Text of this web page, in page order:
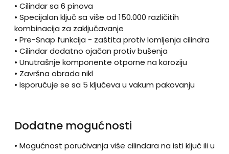
• Cilindar sa 6 pinova
• Specijalan ključ sa više od 150.000 različitih
kombinacija za zaključavanje
• Pre-Snap funkcija - zaštita protiv lomljenja cilindra
• Cilindar dodatno ojačan protiv bušenja
• Unutrašnje komponente otporne na koroziju
• Završna obrada nikl
• Isporučuje se sa 5 ključeva u vakum pakovanju
Dodatne mogućnosti
• Mogućnost poručivanja više cilindara na isti ključ ili u